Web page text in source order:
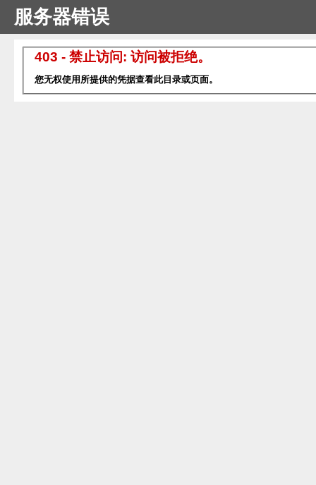
服务器错误
403 - 禁止访问: 访问被拒绝。
您无权使用所提供的凭据查看此目录或页面。